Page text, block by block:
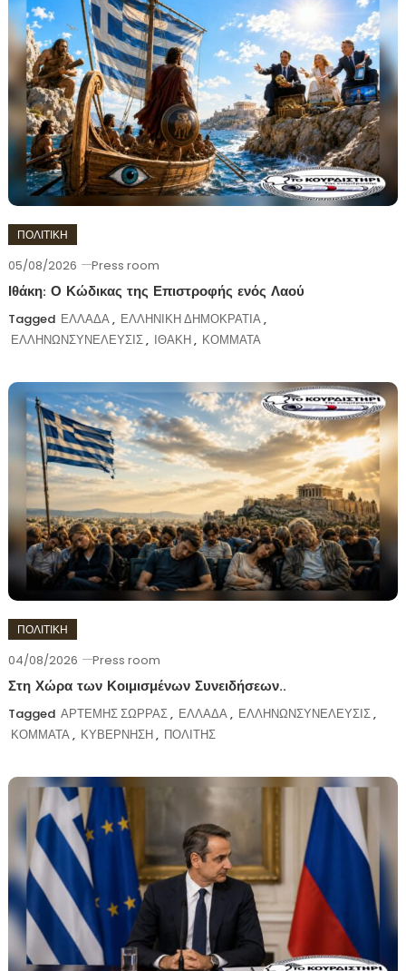
ΠΟΛΙΤΙΚΗ
05/08/2026 Press room
Ιθάκη: Ο Κώδικας της Επιστροφής ενός Λαού
Tagged ΕΛΛΑΔΑ, ΕΛΛΗΝΙΚΗ ΔΗΜΟΚΡΑΤΙΑ,
ΕΛΛΗΝΩΝΣΥΝΕΛΕΥΣΙΣ, ΙΘΑΚΗ, ΚΟΜΜΑΤΑ
ΠΟΛΙΤΙΚΗ
04/08/2026 Press room
Στη Χώρα των Κοιμισμένων Συνειδήσεων..
Tagged ΑΡΤΕΜΗΣ ΣΩΡΡΑΣ, ΕΛΛΑΔΑ, ΕΛΛΗΝΩΝΣΥΝΕΛΕΥΣΙΣ,
ΚΟΜΜΑΤΑ, ΚΥΒΕΡΝΗΣΗ, ΠΟΛΙΤΗΣ